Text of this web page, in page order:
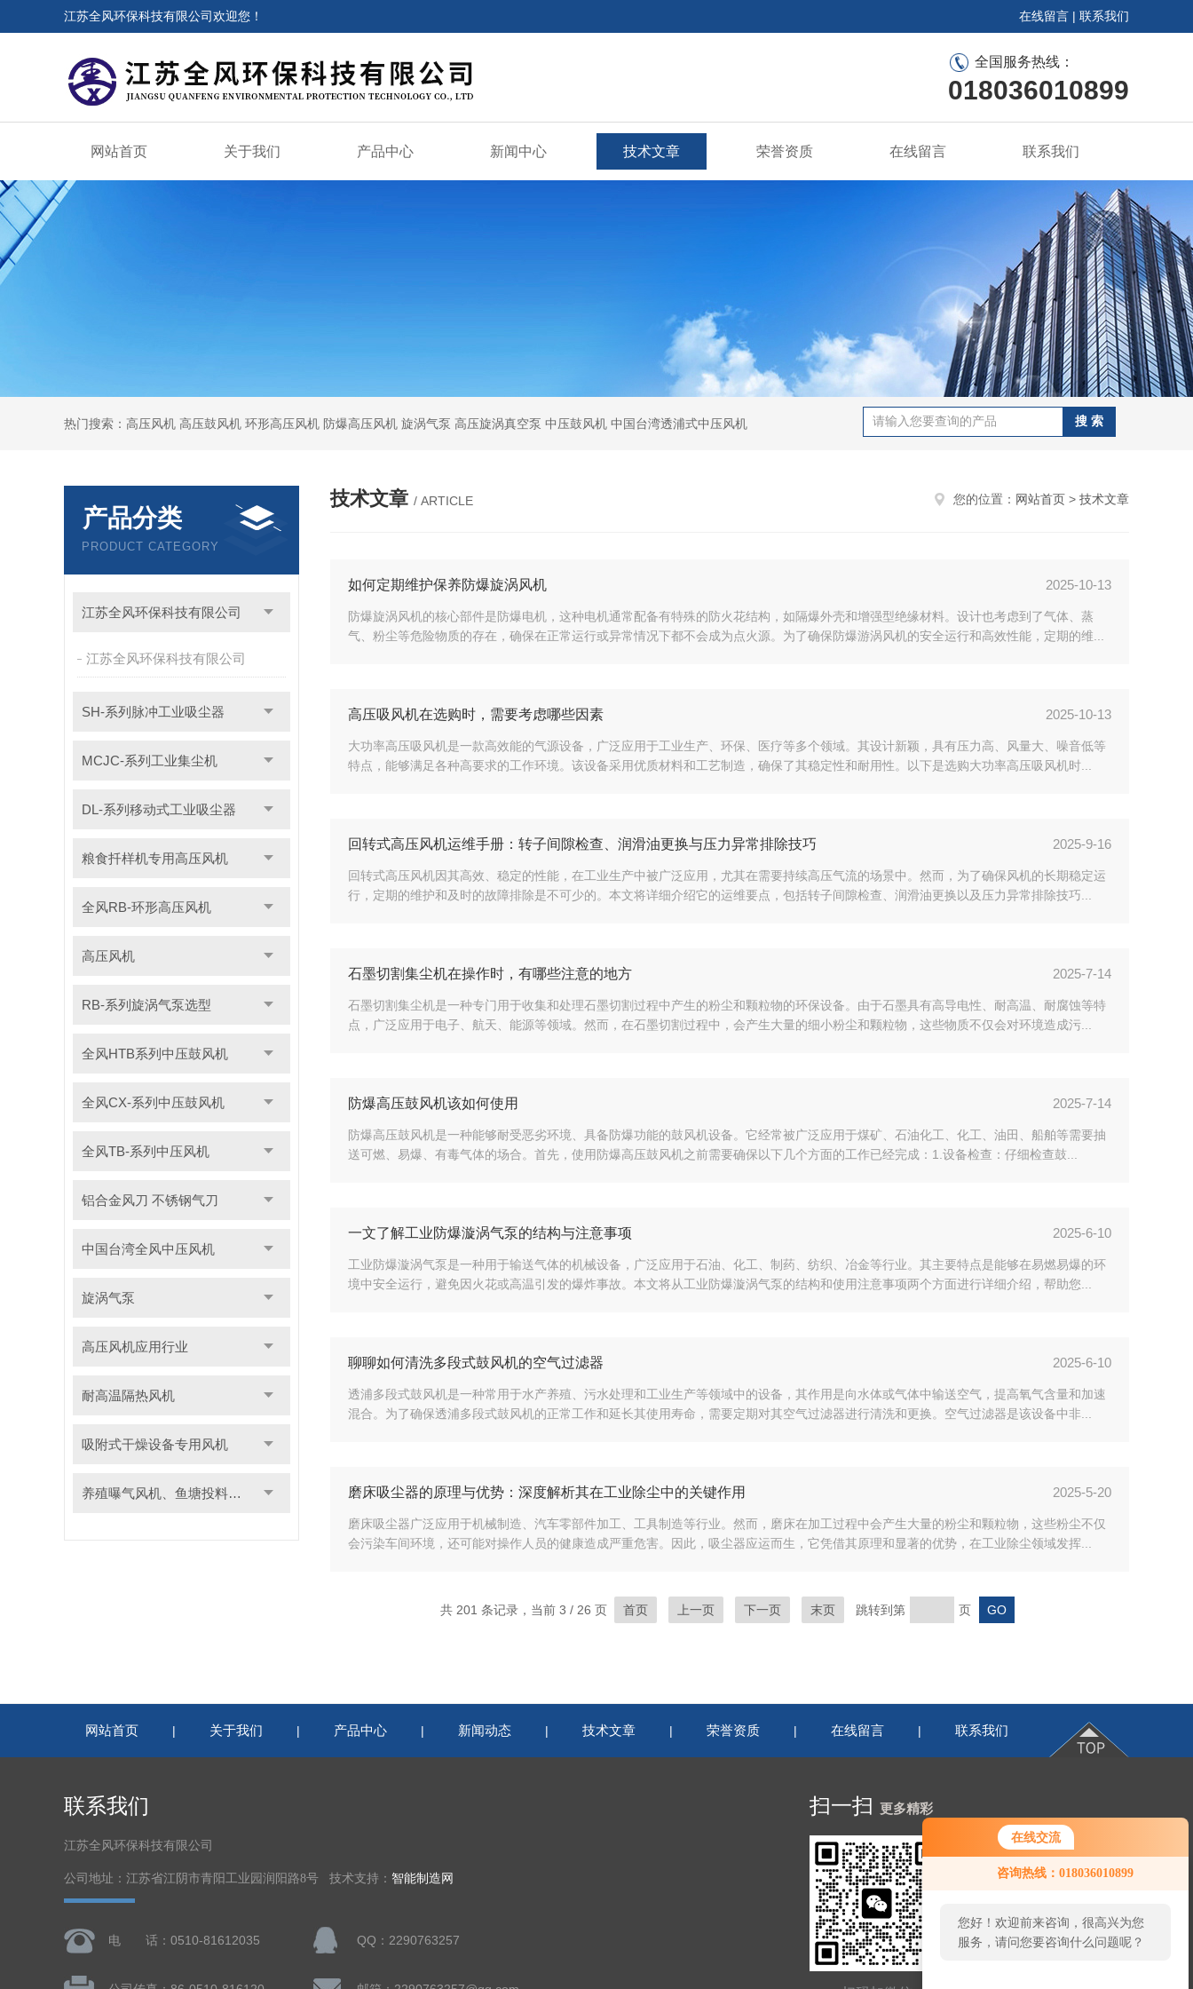
在线交流
咨询热线：018036010899
您好！欢迎前来咨询，很高兴为您
服务，请问您要咨询什么问题呢？
江苏全风环保科技有限公司欢迎您！ 在线留言 | 联系我们
全国服务热线：
018036010899
网站首页 关于我们 产品中心 新闻中心 技术文章 荣誉资质 在线留言 联系我们
热门搜索：高压风机 高压鼓风机 环形高压风机 防爆高压风机 旋涡气泵 高压旋涡真空泵 中压鼓风机 中国台湾透浦式中压风机
产品分类
PRODUCT CATEGORY
江苏全风环保科技有限公司
江苏全风环保科技有限公司
SH-系列脉冲工业吸尘器
MCJC-系列工业集尘机
DL-系列移动式工业吸尘器
粮食扦样机专用高压风机
全风RB-环形高压风机
高压风机
RB-系列旋涡气泵选型
全风HTB系列中压鼓风机
全风CX-系列中压鼓风机
全风TB-系列中压风机
铝合金风刀 不锈钢气刀
中国台湾全风中压风机
旋涡气泵
高压风机应用行业
耐高温隔热风机
吸附式干燥设备专用风机
养殖曝气风机、鱼塘投料用风机
技术文章 / ARTICLE 您的位置： 网站首页 > 技术文章
如何定期维护保养防爆旋涡风机 2025-10-13
防爆旋涡风机的核心部件是防爆电机，这种电机通常配备有特殊的防火花结构，如隔爆外壳和增强型绝缘材料。设计也考虑到了气体、蒸
气、粉尘等危险物质的存在，确保在正常运行或异常情况下都不会成为点火源。为了确保防爆游涡风机的安全运行和高效性能，定期的维...
高压吸风机在选购时，需要考虑哪些因素 2025-10-13
大功率高压吸风机是一款高效能的气源设备，广泛应用于工业生产、环保、医疗等多个领域。其设计新颖，具有压力高、风量大、噪音低等
特点，能够满足各种高要求的工作环境。该设备采用优质材料和工艺制造，确保了其稳定性和耐用性。以下是选购大功率高压吸风机时...
回转式高压风机运维手册：转子间隙检查、润滑油更换与压力异常排除技巧 2025-9-16
回转式高压风机因其高效、稳定的性能，在工业生产中被广泛应用，尤其在需要持续高压气流的场景中。然而，为了确保风机的长期稳定运
行，定期的维护和及时的故障排除是不可少的。本文将详细介绍它的运维要点，包括转子间隙检查、润滑油更换以及压力异常排除技巧...
石墨切割集尘机在操作时，有哪些注意的地方 2025-7-14
石墨切割集尘机是一种专门用于收集和处理石墨切割过程中产生的粉尘和颗粒物的环保设备。由于石墨具有高导电性、耐高温、耐腐蚀等特
点，广泛应用于电子、航天、能源等领域。然而，在石墨切割过程中，会产生大量的细小粉尘和颗粒物，这些物质不仅会对环境造成污...
防爆高压鼓风机该如何使用 2025-7-14
防爆高压鼓风机是一种能够耐受恶劣环境、具备防爆功能的鼓风机设备。它经常被广泛应用于煤矿、石油化工、化工、油田、船舶等需要抽
送可燃、易爆、有毒气体的场合。首先，使用防爆高压鼓风机之前需要确保以下几个方面的工作已经完成：1.设备检查：仔细检查鼓...
一文了解工业防爆漩涡气泵的结构与注意事项 2025-6-10
工业防爆漩涡气泵是一种用于输送气体的机械设备，广泛应用于石油、化工、制药、纺织、冶金等行业。其主要特点是能够在易燃易爆的环
境中安全运行，避免因火花或高温引发的爆炸事故。本文将从工业防爆漩涡气泵的结构和使用注意事项两个方面进行详细介绍，帮助您...
聊聊如何清洗多段式鼓风机的空气过滤器 2025-6-10
透浦多段式鼓风机是一种常用于水产养殖、污水处理和工业生产等领域中的设备，其作用是向水体或气体中输送空气，提高氧气含量和加速
混合。为了确保透浦多段式鼓风机的正常工作和延长其使用寿命，需要定期对其空气过滤器进行清洗和更换。空气过滤器是该设备中非...
磨床吸尘器的原理与优势：深度解析其在工业除尘中的关键作用 2025-5-20
磨床吸尘器广泛应用于机械制造、汽车零部件加工、工具制造等行业。然而，磨床在加工过程中会产生大量的粉尘和颗粒物，这些粉尘不仅
会污染车间环境，还可能对操作人员的健康造成严重危害。因此，吸尘器应运而生，它凭借其原理和显著的优势，在工业除尘领域发挥...
共 201 条记录，当前 3 / 26 页 首页 上一页 下一页 末页 跳转到第 页
网站首页 | 关于我们 | 产品中心 | 新闻动态 | 技术文章 | 荣誉资质 | 在线留言 | 联系我们
联系我们
江苏全风环保科技有限公司
公司地址：江苏省江阴市青阳工业园润阳路8号 技术支持： 智能制造网
电 话：0510-81612035 QQ：2290763257
扫一扫 更多精彩